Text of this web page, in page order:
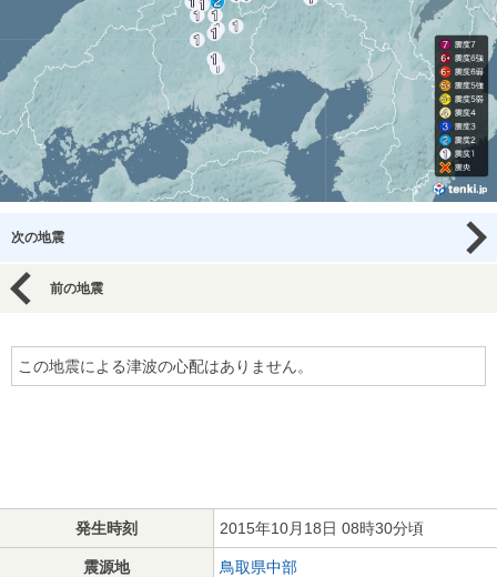
次の地震
前の地震
この地震による津波の心配はありません。
発生時刻 2015年10月18日 08時30分頃
震源地 鳥取県中部